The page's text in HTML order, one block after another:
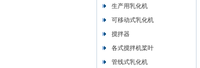
生产用乳化机
可移动式乳化机
搅拌器
各式搅拌机桨叶
管线式乳化机